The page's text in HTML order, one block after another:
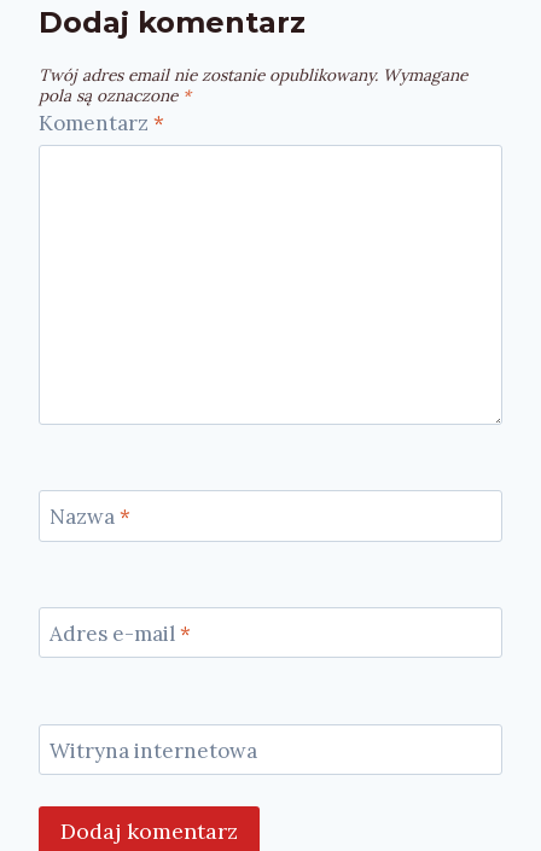
Dodaj komentarz
Twój adres email nie zostanie opublikowany. Wymagane
pola są oznaczone *
Komentarz *
Nazwa*
Adres e-mail*
Witryna internetowa